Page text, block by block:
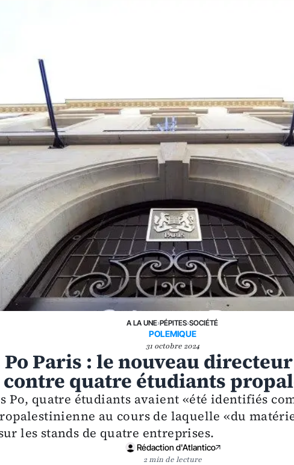
A LA UNE›PÉPITES›SOCIÉTÉ
POLEMIQUE
31 octobre 2024
Po Paris : le nouveau
quatre étudiants
Po, quatre étudiants avaient «été identifiés
au cours de laquelle «du
les stands de quatre entreprises.
Rédaction d'Atlantico
2 min de lecture